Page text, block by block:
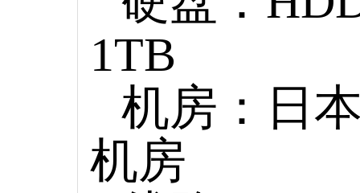
1TB
机房：日
机房